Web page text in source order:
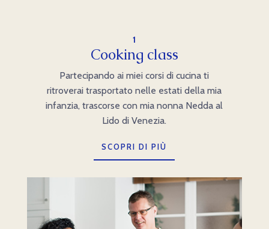
1
Cooking class
Partecipando ai miei corsi di cucina ti
ritroverai trasportato nelle estati della mia
infanzia, trascorse con mia nonna Nedda al
Lido di Venezia.
SCOPRI DI PIÙ